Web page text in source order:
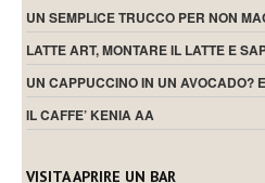
UN SEMPLICE TRUCCO PER NON
LATTE ART, MONTARE IL LATTE E
UN CAPPUCCINO IN UN AVOCADO?
IL CAFFE’ KENIA AA
VISITA APRIRE UN BAR